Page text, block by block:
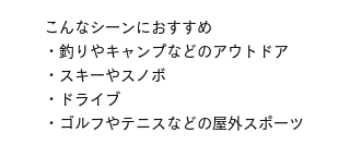
こんなシーンにおすすめ
・釣りやキャンプなどのアウトドア
・スキーやスノボ
・ドライブ
・ゴルフやテニスなどの屋外スポーツ